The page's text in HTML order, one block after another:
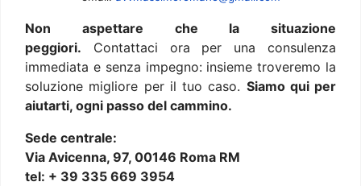
Non aspettare che la situazione
peggiori. Contattaci ora per una consulenza
immediata e senza impegno: insieme troveremo la
soluzione migliore per il tuo caso. Siamo qui per
aiutarti, ogni passo del cammino.
Sede centrale:
Via Avicenna, 97, 00146 Roma RM
tel: + 39 335 669 3954